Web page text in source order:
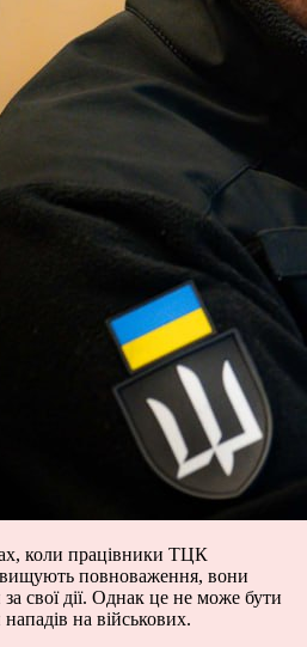
коли працівники ТЦК
повноваження, вони
свої дії. Однак це не може бути
на військових.